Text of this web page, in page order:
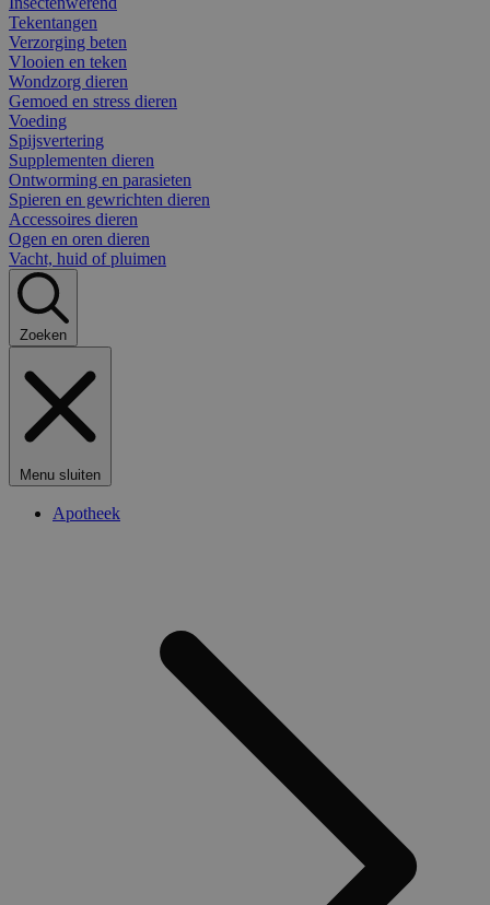
Tekentangen
Verzorging beten
Vlooien en teken
Wondzorg dieren
Gemoed en stress dieren
Voeding
Spijsvertering
Supplementen dieren
Ontworming en parasieten
Spieren en gewrichten dieren
Accessoires dieren
Ogen en oren dieren
Vacht, huid of pluimen
Zoeken
Menu sluiten
Apotheek